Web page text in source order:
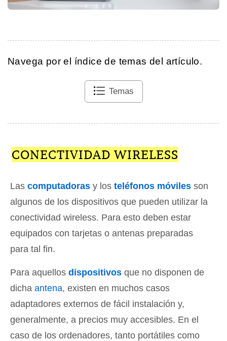
Navega por el índice de temas del artículo.
Temas
CONECTIVIDAD WIRELESS
Las computadoras y los teléfonos móviles son
algunos de los dispositivos que pueden utilizar la
conectividad wireless. Para esto deben estar
equipados con tarjetas o antenas preparadas
para tal fin.
Para aquellos dispositivos que no disponen de
dicha antena, existen en muchos casos
adaptadores externos de fácil instalación y,
generalmente, a precios muy accesibles. En el
caso de los ordenadores, tanto portátiles como